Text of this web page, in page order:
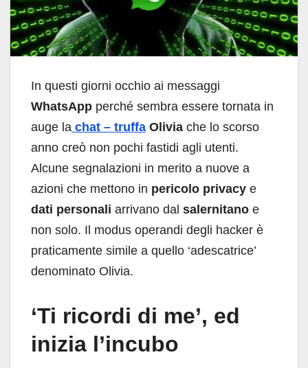
In questi giorni occhio ai messaggi
WhatsApp perché sembra essere tornata in
auge la chat – truffa Olivia che lo scorso
anno creò non pochi fastidi agli utenti.
Alcune segnalazioni in merito a nuove a
azioni che mettono in pericolo privacy e
dati personali arrivano dal salernitano e
non solo. Il modus operandi degli hacker è
praticamente simile a quello ‘adescatrice’
denominato Olivia.
‘Ti ricordi di me’, ed
inizia l’incubo